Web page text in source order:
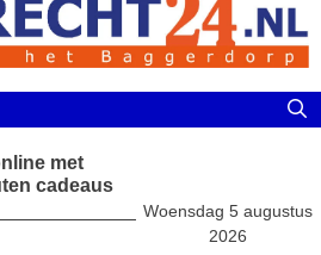
met
cadeaus
Woensdag 5 augustus
2026